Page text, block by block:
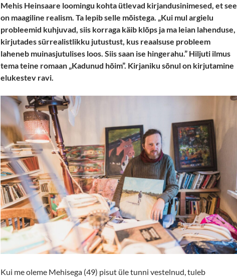
Mehis Heinsaare loomingu kohta ütlevad kirjandusinimesed, et see
on maagiline realism. Ta lepib selle mõistega. „Kui mul argielu
probleemid kuhjuvad, siis korraga käib klõps ja ma leian lahenduse,
kirjutades sürrealistlikku jutustust, kus reaalsuse probleem
laheneb muinasjutulises loos. Siis saan ise hingerahu.” Hiljuti ilmus
tema teine romaan „Kadunud hõim”. Kirjaniku sõnul on kirjutamine
elukestev ravi.
Kui me oleme Mehisega (49) pisut üle tunni vestelnud, tuleb